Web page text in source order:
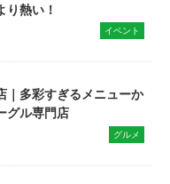
り熱い！
イベント
｜多彩すぎるメニューか
グル専門店
グルメ